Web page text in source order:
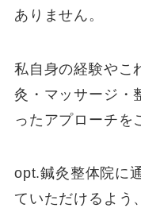
ありません。
私自身の経験やこ
灸・マッサージ・
ったアプローチを
opt.鍼灸整体院に
ていただけるよう